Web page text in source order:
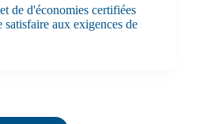
de d'économies certifiées
aux exigences de